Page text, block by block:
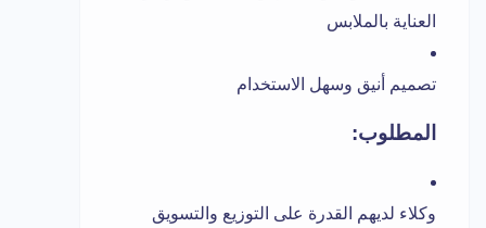
العناية بالملابس
تصميم أنيق وسهل الاستخدام
المطلوب:
وكلاء لديهم القدرة على التوزيع والتسويق